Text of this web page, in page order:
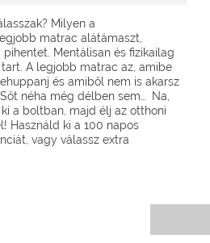
Milyen a
matrac alátámaszt,
Mentálisan és fizikailag
A legjobb matrac az, amibe
és amiből nem is akarsz
néha még délben sem… Na,
a boltban, majd élj az otthoni
Használd ki a 100 napos
vagy válassz extra